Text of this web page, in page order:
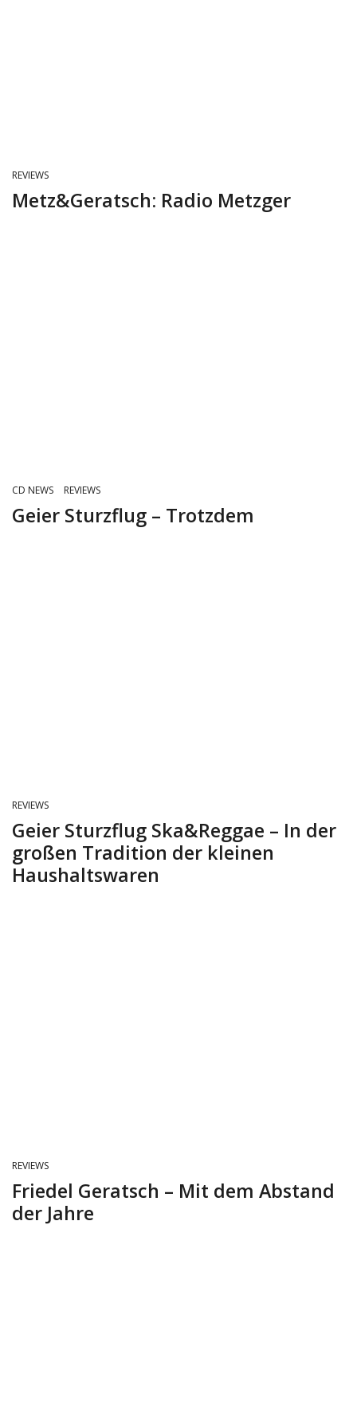
REVIEWS
Metz&Geratsch: Radio Metzger
CD NEWS REVIEWS
Geier Sturzflug – Trotzdem
REVIEWS
Geier Sturzflug Ska&Reggae – In der
großen Tradition der kleinen
Haushaltswaren
REVIEWS
Friedel Geratsch – Mit dem Abstand
der Jahre